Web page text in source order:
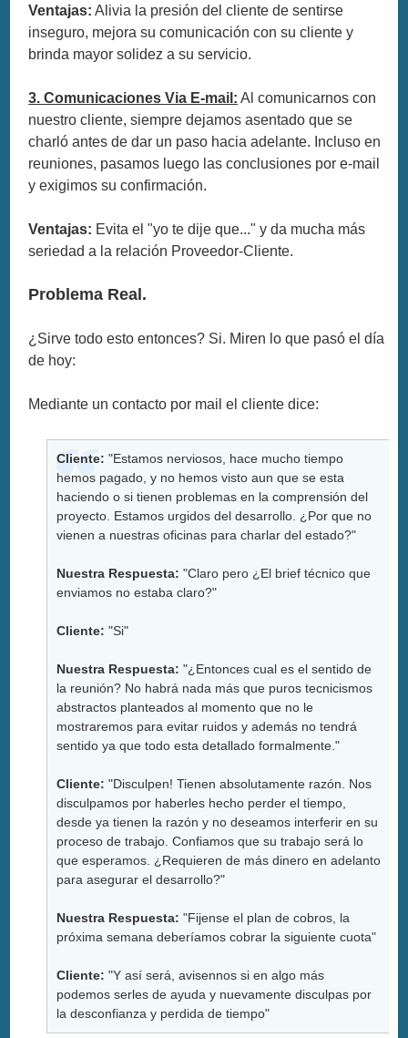
Ventajas: Alivia la presión del cliente de sentirse
inseguro, mejora su comunicación con su cliente y
brinda mayor solidez a su servicio.
3. Comunicaciones Via E-mail: Al comunicarnos con
nuestro cliente, siempre dejamos asentado que se
charló antes de dar un paso hacia adelante. Incluso en
reuniones, pasamos luego las conclusiones por e-mail
y exigimos su confirmación.
Ventajas: Evita el "yo te dije que..." y da mucha más
seriedad a la relación Proveedor-Cliente.
Problema Real.
¿Sirve todo esto entonces? Si. Miren lo que pasó el día
de hoy:
Mediante un contacto por mail el cliente dice:
Cliente: "Estamos nerviosos, hace mucho tiempo
hemos pagado, y no hemos visto aun que se esta
haciendo o si tienen problemas en la comprensión del
proyecto. Estamos urgidos del desarrollo. ¿Por que no
vienen a nuestras oficinas para charlar del estado?"
Nuestra Respuesta: "Claro pero ¿El brief técnico que
enviamos no estaba claro?"
Cliente: "Si"
Nuestra Respuesta: "¿Entonces cual es el sentido de
la reunión? No habrá nada más que puros tecnicismos
abstractos planteados al momento que no le
mostraremos para evitar ruidos y además no tendrá
sentido ya que todo esta detallado formalmente."
Cliente: "Disculpen! Tienen absolutamente razón. Nos
disculpamos por haberles hecho perder el tiempo,
desde ya tienen la razón y no deseamos interferir en su
proceso de trabajo. Confiamos que su trabajo será lo
que esperamos. ¿Requieren de más dinero en adelanto
para asegurar el desarrollo?"
Nuestra Respuesta: "Fijense el plan de cobros, la
próxima semana deberíamos cobrar la siguiente cuota"
Cliente: "Y así será, avisennos si en algo más
podemos serles de ayuda y nuevamente disculpas por
la desconfianza y perdida de tiempo"